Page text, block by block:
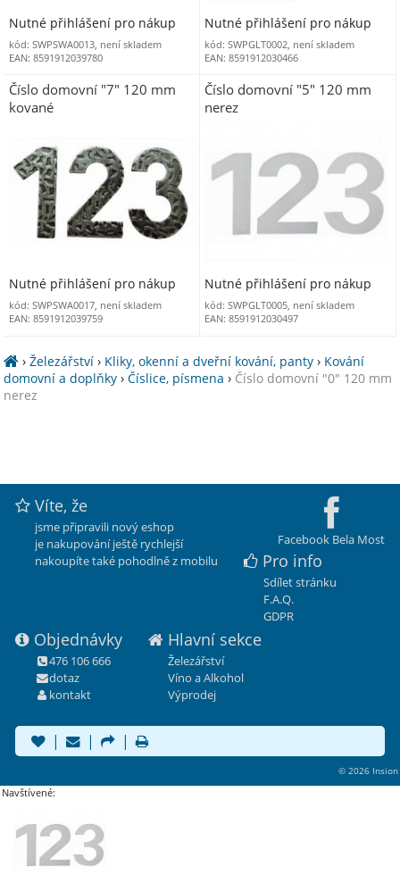
Nutné přihlášení pro nákup
kód: SWPSWA0013, není skladem
EAN: 8591912039780
Nutné přihlášení pro nákup
kód: SWPGLT0002, není skladem
EAN: 8591912030466
Číslo domovní "7" 120 mm
kované
Nutné přihlášení pro nákup
kód: SWPSWA0017, není skladem
EAN: 8591912039759
Číslo domovní "5" 120 mm
nerez
Nutné přihlášení pro nákup
kód: SWPGLT0005, není skladem
EAN: 8591912030497
›Železářství › Kliky, okenní a dveřní kování, panty › Kování
domovní a doplňky ›Číslice, písmena › Číslo domovní "0" 120 mm
nerez
Facebook Bela Most
Víte, že
jsme připravili nový eshop
je nakupování ještě rychlejší
nakoupíte také pohodlně z mobilu
Pro info
Sdílet stránku
F.A.Q.
GDPR
Objednávky
476 106 666
dotaz
kontakt
Hlavní sekce
Železářství
Víno a Alkohol
Výprodej
| | |
© 2026 Insion
Navštívené: